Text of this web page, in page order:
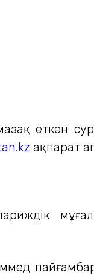
еткен
ақпарат